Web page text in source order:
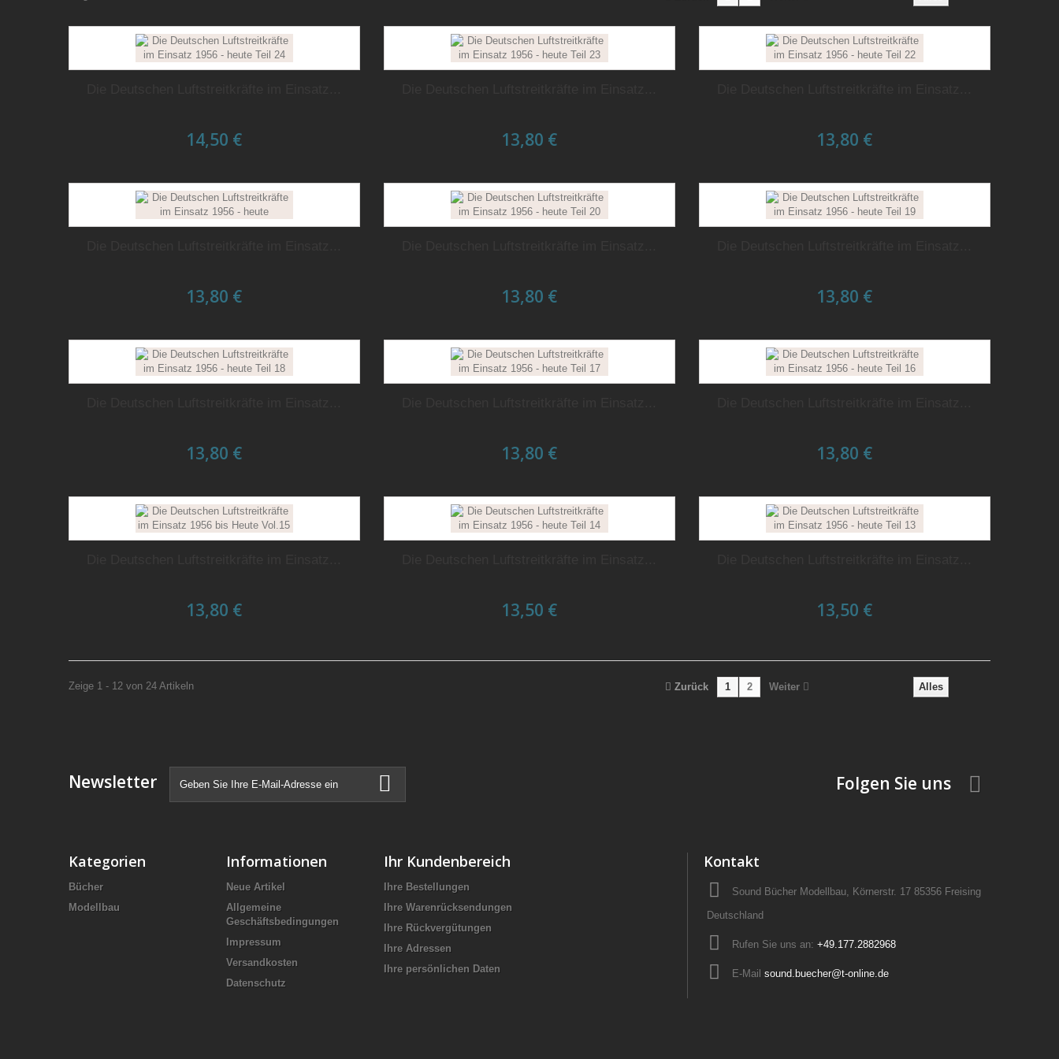
14,50 € 13,80 € 13,80 €
13,80 € 13,80 € 13,80 €
13,80 € 13,80 € 13,80 €
13,80 € 13,50 € 13,50 €
Alles
Zurück 1 2 Weiter
Zeige 1 - 12 von 24 Artikeln
Newsletter Folgen Sie uns
Kategorien
Bücher
Modellbau
Informationen
Neue Artikel
Allgemeine
Geschäftsbedingungen
Impressum
Versandkosten
Datenschutz
Ihr Kundenbereich
Ihre Bestellungen
Ihre Warenrücksendungen
Ihre Rückvergütungen
Ihre Adressen
Ihre persönlichen Daten
Kontakt
Sound Bücher Modellbau, Körnerstr. 17 85356 Freising
Deutschland
Rufen Sie uns an: +49.177.2882968
E-Mail sound.buecher@t-online.de